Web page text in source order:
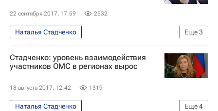
Россия
22 сентября 2017, 17:59 2532
Еще3
Наталья Стадченко
Обязательное медицинское страхование
Обязательное медицинское страхование
Стадченко: уровень взаимодействия
участников ОМС в регионах вырос
18 августа 2017, 12:42 1319
Еще4
Наталья Стадченко